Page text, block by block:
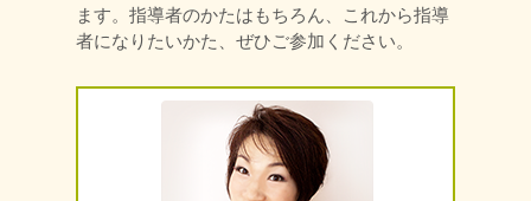
ます。指導者のかたはもちろん、これから指導
者になりたいかた、ぜひご参加ください。